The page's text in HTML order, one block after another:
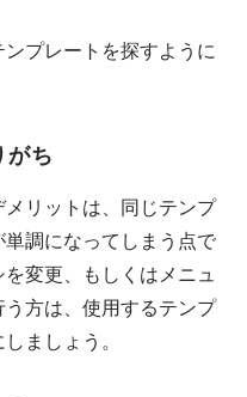
プレートを探すように
がち
リットは、同じテンプ
調になってしまう点で
変更、もしくはメニュ
方は、使用するテンプ
ましょう。